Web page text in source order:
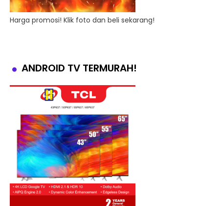
Harga promosi! Klik foto dan beli sekarang!
ANDROID TV TERMURAH!